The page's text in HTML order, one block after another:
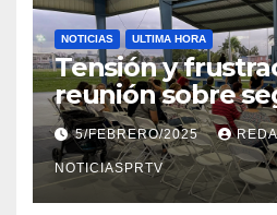
NOTICIAS ULTIMA HORA
Tensión y
reunión sobre
Reparto
5/FEBRERO/2025
NOTICIASPRTV